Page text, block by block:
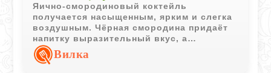
Яично-смородиновый коктейль
получается насыщенным, ярким и слегка
воздушным. Чёрная смородина придаёт
напитку выразительный вкус, а
клубничный сироп делает его мягче и
ароматнее.
Вилка